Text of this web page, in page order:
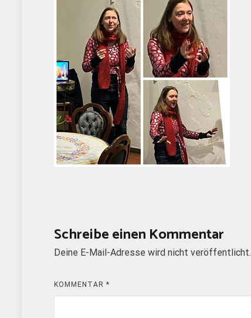
Schreibe einen Kommentar
Deine E-Mail-Adresse wird nicht veröffentlicht.
KOMMENTAR *